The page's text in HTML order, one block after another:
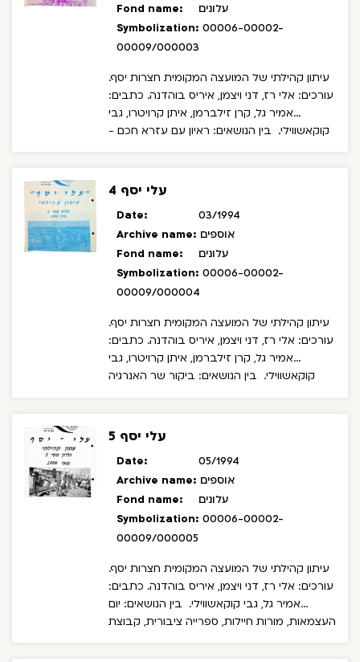
Fond name:
עלונים
Symbolization: 00006-00002-
00009/000003
עיתון קהילתי של המועצה המקומית חצרות יסף.
עורכים: אלי רז, דני ויצמן, איריס בוהדנה. כתבים:
אמיר גל, קרן זילברמן, איתן קרויטרו, גבי
קוקאשווילי. בין הנושאים: ראיון עם עזרא חכם -
יום איכות הסביבה, מפגש השמגלוץ', מלגות קרן
עלי יסף 4
Date:
03/1994
Archive name: אוספים
Fond name:
עלונים
Symbolization: 00006-00002-
00009/000004
עיתון קהילתי של המועצה המקומית חצרות יסף.
עורכים: אלי רז, דני ויצמן, איריס בוהדנה. כתבים:
אמיר גל, קרן זילברמן, איתן קרויטרו, גבי
קוקאשווילי. בין הנושאים: ביקור שר האנרגיה
עלי יסף 5
Date:
05/1994
Archive name: אוספים
Fond name:
עלונים
Symbolization: 00006-00002-
00009/000005
עיתון קהילתי של המועצה המקומית חצרות יסף.
עורכים: אלי רז, דני ויצמן, איריס בוהדנה. כתבים:
אמיר גל, גבי קוקאשווילי. בין הנושאים: יום
העצמאות, מורות חיילות, ספרייה ציבורית, קבוצת